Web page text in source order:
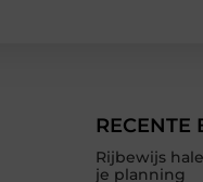
RECENTE
Rijbewijs
je planning